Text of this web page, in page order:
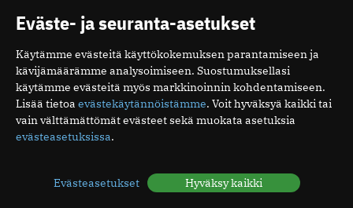
Mitä ovat minipillerit ja miten ne vaikuttavat?
26.07.2026 19:16
Luteaalivaihe on normaali osa kuukautiskiertoa
24.07.2026 07:04
Elohiiri silmässä – ärsyttävä, mutta yleensä
vaaraton vaiva
15.07.2026 08:17
TERVEYDENHUOLTO
Eväste- ja seuranta-asetukset
Käytämme evästeitä käyttökokemuksen parantamiseen ja
kävijämäärämme analysoimiseen. Suostumuksellasi
käytämme evästeitä myös markkinoinnin kohdentamiseen.
Lisää tietoa evästekäytännöistämme. Voit hyväksyä kaikki tai
vain välttämättömät evästeet sekä muokata asetuksia
evästeasetuksissa.
Evästeasetukset Hyväksy kaikki